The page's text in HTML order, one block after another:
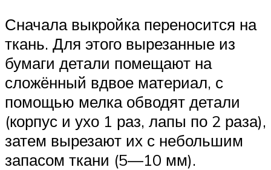
Сначала выкройка переносится на
ткань. Для этого вырезанные из
бумаги детали помещают на
сложённый вдвое материал, с
помощью мелка обводят детали
(корпус и ухо 1 раз, лапы по 2 раза),
затем вырезают их с небольшим
запасом ткани (5—10 мм).